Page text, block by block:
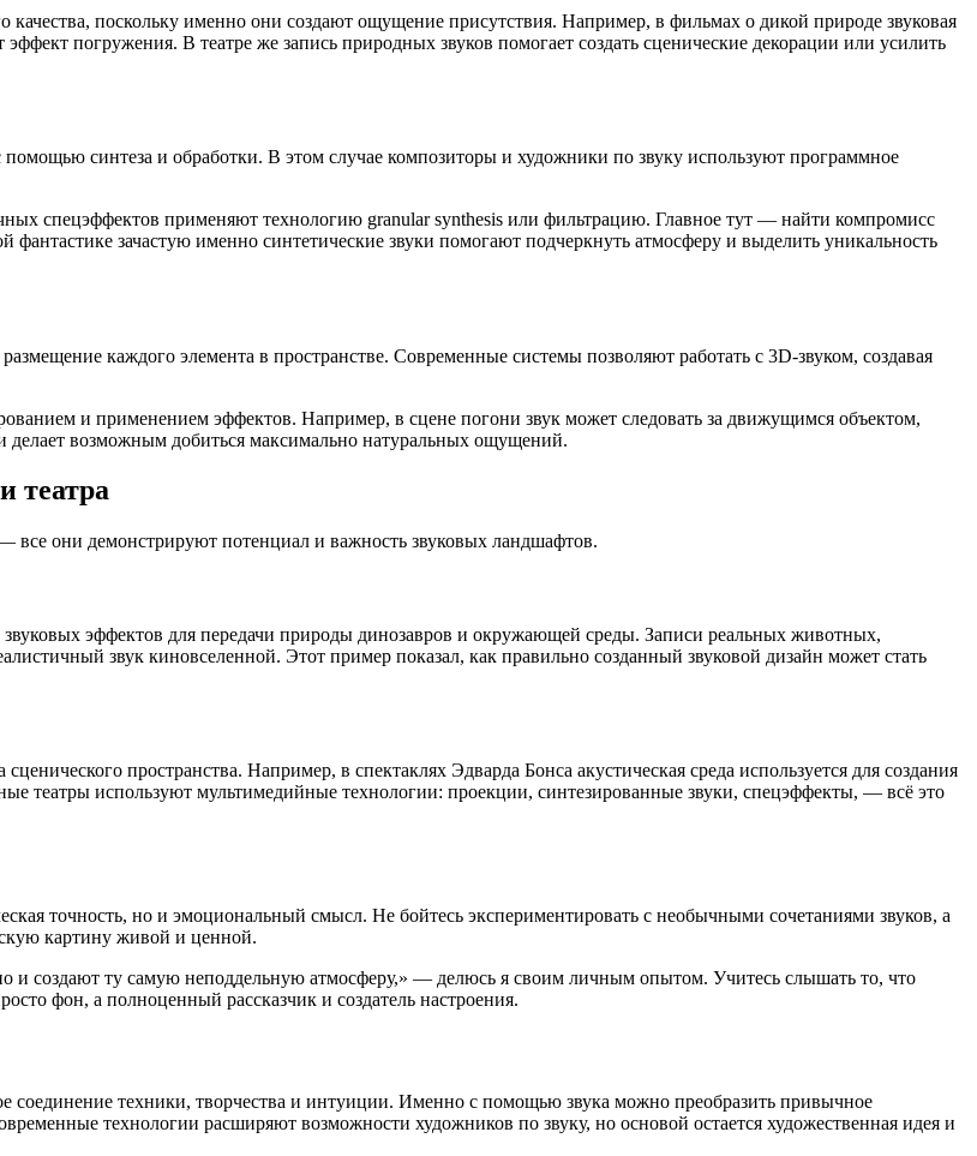
качества, поскольку именно они создают ощущение присутствия. Например, в фильмах о дикой природе звуковая
погружения. В театре же запись природных звуков помогает создать сценические декорации или усилить
синтеза и обработки. В этом случае композиторы и художники по звуку используют программное
спецэффектов применяют технологию granular synthesis или фильтрацию. Главное тут — найти компромисс
зачастую именно синтетические звуки помогают подчеркнуть атмосферу и выделить уникальность
каждого элемента в пространстве. Современные системы позволяют работать с 3D-звуком, создавая
и применением эффектов. Например, в сцене погони звук может следовать за движущимся объектом,
делает возможным добиться максимально натуральных ощущений.
театра
все они демонстрируют потенциал и важность звуковых ландшафтов.
эффектов для передачи природы динозавров и окружающей среды. Записи реальных животных,
звук киновселенной. Этот пример показал, как правильно созданный звуковой дизайн может стать
пространства. Например, в спектаклях Эдварда Бонса акустическая среда используется для создания
театры используют мультимедийные технологии: проекции, синтезированные звуки, спецэффекты, — всё это
точность, но и эмоциональный смысл. Не бойтесь экспериментировать с необычными сочетаниями звуков, а
картину живой и ценной.
и создают ту самую неподдельную атмосферу,» — делюсь я своим личным опытом. Учитесь слышать то, что
фон, а полноценный рассказчик и создатель настроения.
соединение техники, творчества и интуиции. Именно с помощью звука можно преобразить привычное
технологии расширяют возможности художников по звуку, но основой остается художественная идея и